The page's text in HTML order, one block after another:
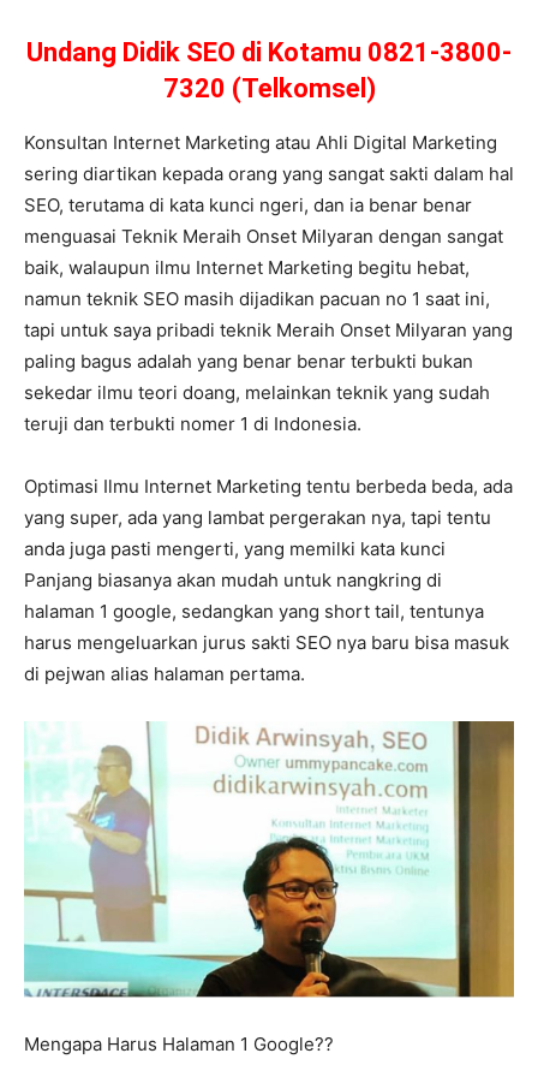
Undang Didik SEO di Kotamu 0821-3800-
7320 (Telkomsel)
Konsultan Internet Marketing atau Ahli Digital Marketing
sering diartikan kepada orang yang sangat sakti dalam hal
SEO, terutama di kata kunci ngeri, dan ia benar benar
menguasai Teknik Meraih Onset Milyaran dengan sangat
baik, walaupun ilmu Internet Marketing begitu hebat,
namun teknik SEO masih dijadikan pacuan no 1 saat ini,
tapi untuk saya pribadi teknik Meraih Onset Milyaran yang
paling bagus adalah yang benar benar terbukti bukan
sekedar ilmu teori doang, melainkan teknik yang sudah
teruji dan terbukti nomer 1 di Indonesia.
Optimasi Ilmu Internet Marketing tentu berbeda beda, ada
yang super, ada yang lambat pergerakan nya, tapi tentu
anda juga pasti mengerti, yang memilki kata kunci
Panjang biasanya akan mudah untuk nangkring di
halaman 1 google, sedangkan yang short tail, tentunya
harus mengeluarkan jurus sakti SEO nya baru bisa masuk
di pejwan alias halaman pertama.
Mengapa Harus Halaman 1 Google??